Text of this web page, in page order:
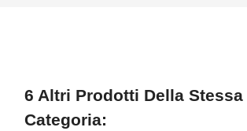
6 Altri Prodotti Della Stessa
Categoria: